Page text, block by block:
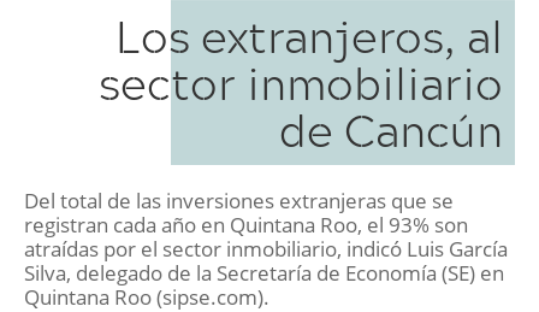
Los extranjeros, al
sector inmobiliario
de Cancún
Del total de las inversiones extranjeras que se
registran cada año en Quintana Roo, el 93% son
atraídas por el sector inmobiliario, indicó Luis García
Silva, delegado de la Secretaría de Economía (SE) en
Quintana Roo (sipse.com).